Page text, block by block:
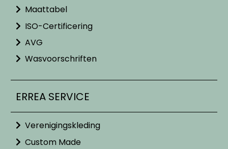
Maattabel
ISO-Certificering
AVG
Wasvoorschriften
ERREA SERVICE
Verenigingskleding
Custom Made